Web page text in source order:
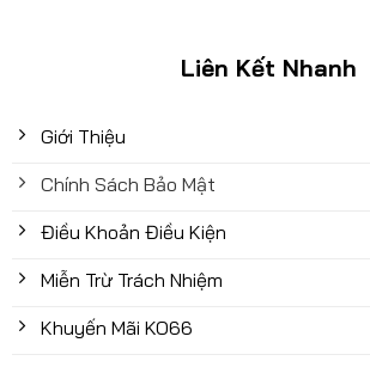
Liên Kết Nhanh
Giới Thiệu
Chính Sách Bảo Mật
Điều Khoản Điều Kiện
Miễn Trừ Trách Nhiệm
Khuyến Mãi KO66